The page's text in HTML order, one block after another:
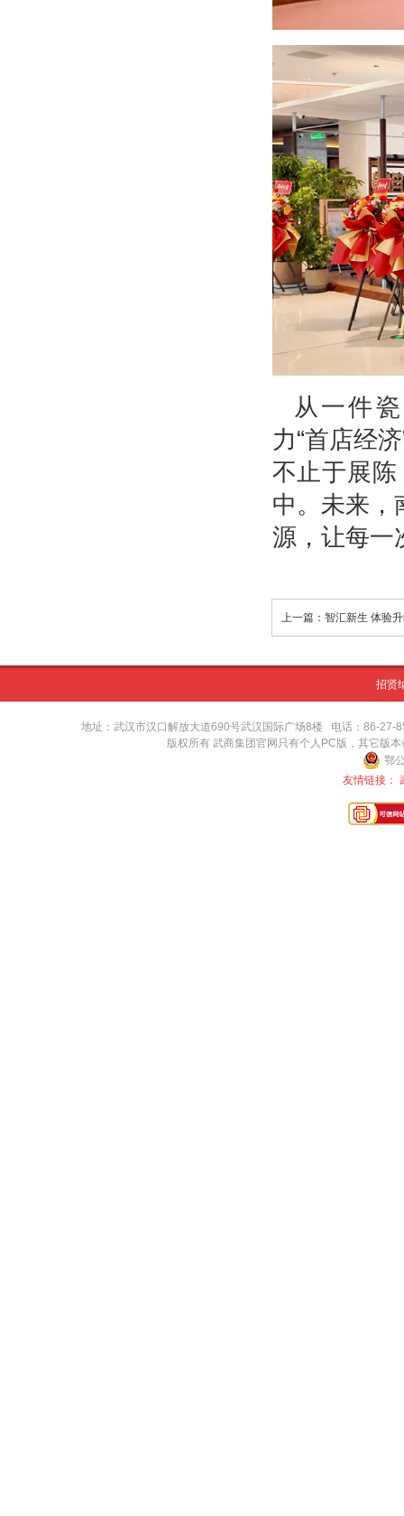
从一件
力“首店经
不止于展
中。未来，
源，让每一
招贤
地址：武汉市汉口解放大道690号武汉国际广场8楼 电话：86-
版权所有 武商集团官网只有个人PC版，其它版
鄂
友情链接：